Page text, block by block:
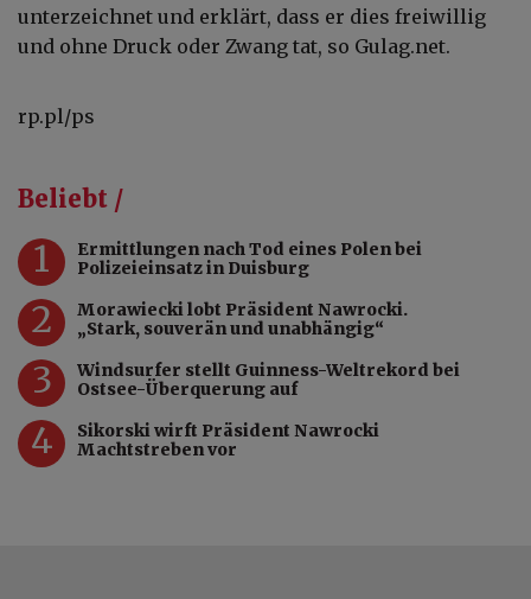
unterzeichnet und erklärt, dass er dies freiwillig
und ohne Druck oder Zwang tat, so Gulag.net.
rp.pl/ps
Beliebt /
1
Ermittlungen nach Tod eines Polen bei
Polizeieinsatz in Duisburg
2
Morawiecki lobt Präsident Nawrocki.
„Stark, souverän und unabhängig“
3
Windsurfer stellt Guinness-Weltrekord bei
Ostsee-Überquerung auf
4
Sikorski wirft Präsident Nawrocki
Machtstreben vor